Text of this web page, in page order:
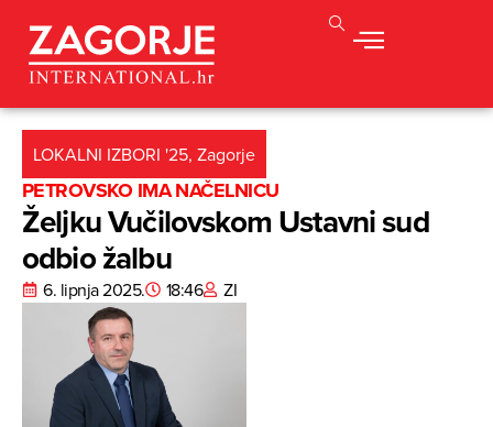
LOKALNI IZBORI '25, Zagorje
PETROVSKO IMA NAČELNICU
Željku Vučilovskom Ustavni sud
odbio žalbu
6. lipnja 2025. 18:46 ZI